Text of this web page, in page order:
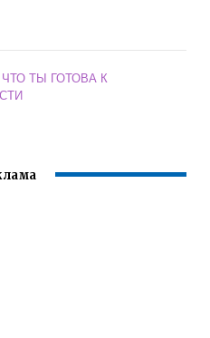
ТЫ ГОТОВА К